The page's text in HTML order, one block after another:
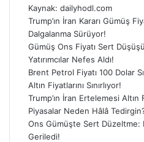
Kaynak: dailyhodl.com
Trump’ın İran Kararı Gümüş
Dalgalanma Sürüyor!
Gümüş Ons Fiyatı Sert
Yatırımcılar Nefes Aldı!
Brent Petrol Fiyatı 100 Dolar
Altın Fiyatlarını Sınırlıyor!
Trump’ın İran Ertelemesi Altın
Piyasalar Neden Hâlâ
Ons Gümüşte Sert Düzeltme:
Geriledi!